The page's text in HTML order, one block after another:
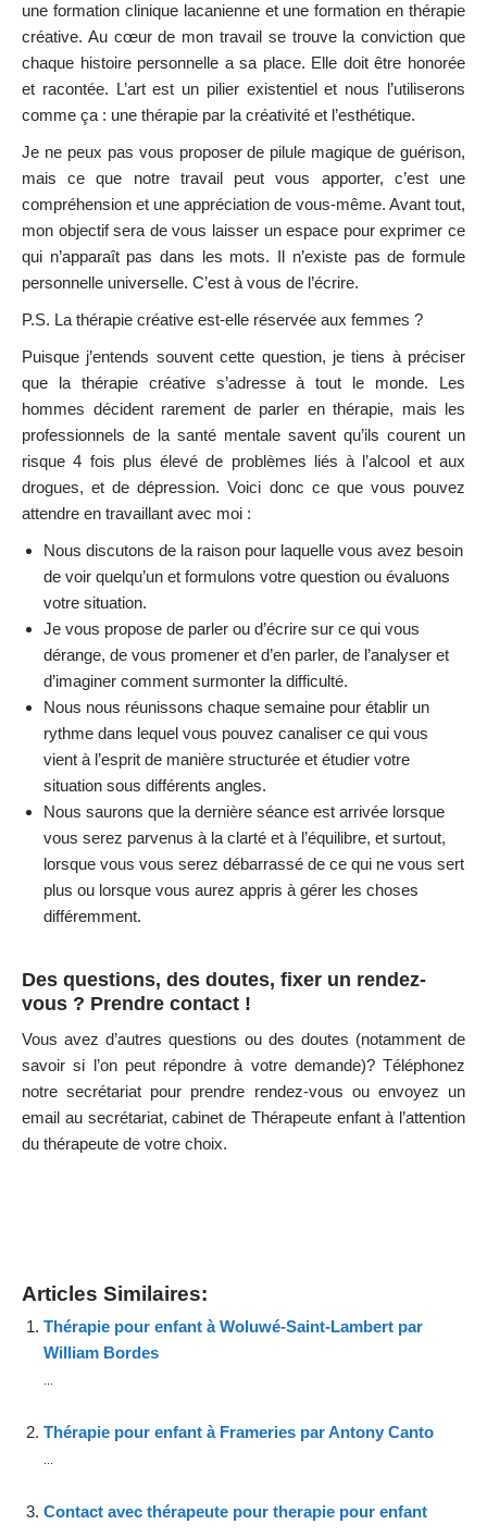
une formation clinique lacanienne et une formation en thérapie
créative. Au cœur de mon travail se trouve la conviction que
chaque histoire personnelle a sa place. Elle doit être honorée
et racontée. L’art est un pilier existentiel et nous l’utiliserons
comme ça : une thérapie par la créativité et l’esthétique.
Je ne peux pas vous proposer de pilule magique de guérison,
mais ce que notre travail peut vous apporter, c’est une
compréhension et une appréciation de vous-même. Avant tout,
mon objectif sera de vous laisser un espace pour exprimer ce
qui n’apparaît pas dans les mots. Il n’existe pas de formule
personnelle universelle. C’est à vous de l’écrire.
P.S. La thérapie créative est-elle réservée aux femmes ?
Puisque j’entends souvent cette question, je tiens à préciser
que la thérapie créative s’adresse à tout le monde. Les
hommes décident rarement de parler en thérapie, mais les
professionnels de la santé mentale savent qu’ils courent un
risque 4 fois plus élevé de problèmes liés à l’alcool et aux
drogues, et de dépression. Voici donc ce que vous pouvez
attendre en travaillant avec moi :
Nous discutons de la raison pour laquelle vous avez besoin
de voir quelqu’un et formulons votre question ou évaluons
votre situation.
Je vous propose de parler ou d’écrire sur ce qui vous
dérange, de vous promener et d’en parler, de l’analyser et
d’imaginer comment surmonter la difficulté.
Nous nous réunissons chaque semaine pour établir un
rythme dans lequel vous pouvez canaliser ce qui vous
vient à l’esprit de manière structurée et étudier votre
situation sous différents angles.
Nous saurons que la dernière séance est arrivée lorsque
vous serez parvenus à la clarté et à l’équilibre, et surtout,
lorsque vous vous serez débarrassé de ce qui ne vous sert
plus ou lorsque vous aurez appris à gérer les choses
différemment.
Des questions, des doutes, fixer un rendez-
vous ? Prendre contact !
Vous avez d’autres questions ou des doutes (notamment de
savoir si l’on peut répondre à votre demande)? Téléphonez
notre secrétariat pour prendre rendez-vous ou envoyez un
email au secrétariat, cabinet de Thérapeute enfant à l’attention
du thérapeute de votre choix.
Articles Similaires:
Thérapie pour enfant à Woluwé-Saint-Lambert par
William Bordes
Thérapie pour enfant à Frameries par Antony Canto
Contact avec thérapeute pour therapie pour enfant